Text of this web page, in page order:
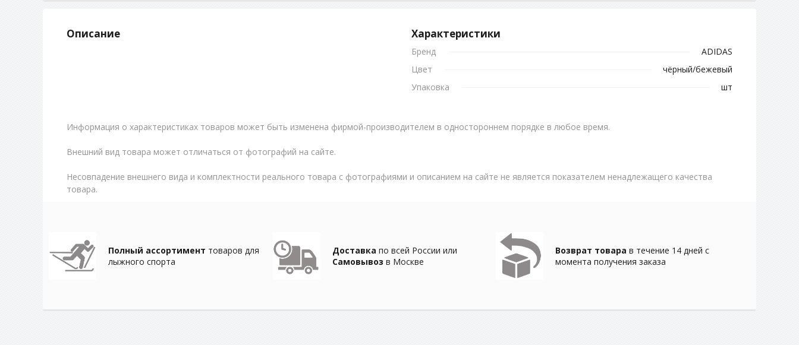
Описание Характеристики
Бренд
ADIDAS
Цвет
чёрный/бежевый
Упаковка
шт
Информация о характеристиках товаров может быть изменена фирмой-производителем в одностороннем порядке в любое время.
Внешний вид товара может отличаться от фотографий на сайте.
Несовпадение внешнего вида и комплектности реального товара с фотографиями и описанием на сайте не является показателем ненадлежащего качества
товара.
Полный ассортимент товаров для
лыжного спорта
Доставка по всей России или
Самовывоз в Москве
Возврат товара в течение 14 дней с
момента получения заказа